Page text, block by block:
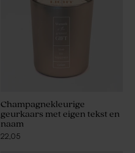
Champagnekleurige
geurkaars met eigen tekst en
naam
22,05